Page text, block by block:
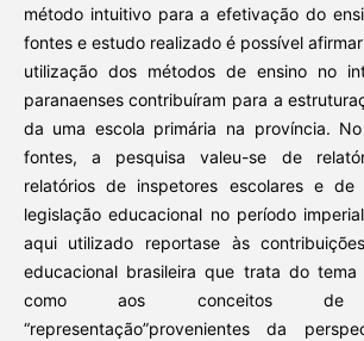
método intuitivo para a efetivação do
fontes e estudo realizado é possível
utilização dos métodos de ensino no
paranaenses contribuíram para a
da uma escola primária na província.
fontes, a pesquisa valeu-se de
relatórios de inspetores escolares e
legislação educacional no período
aqui utilizado reportase às
educacional brasileira que trata do
como aos conceitos de
“representação”provenientes da